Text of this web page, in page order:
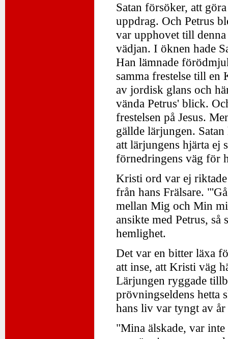
Satan försöker, att
uppdrag. Och Petrus
var upphovet till
vädjan. I öknen hade
Han lämnade
samma frestelse till
av jordisk glans och
vända Petrus' blick.
frestelsen på Jesus.
gällde lärjungen.
att lärjungens hjärta ej
förnedringens väg för
Kristi ord var ej
från hans Frälsare.
mellan Mig och Min
ansikte med Petrus,
hemlighet.
Det var en bitter läxa
att inse, att Kristi väg
Lärjungen ryggade
prövningseldens hetta
hans liv var tyngt av
"Mina älskade, var